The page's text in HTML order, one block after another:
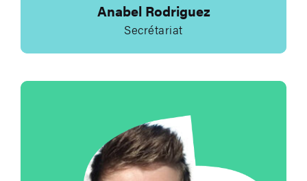
Anabel Rodriguez
Secrétariat
Envoyer un e-mail